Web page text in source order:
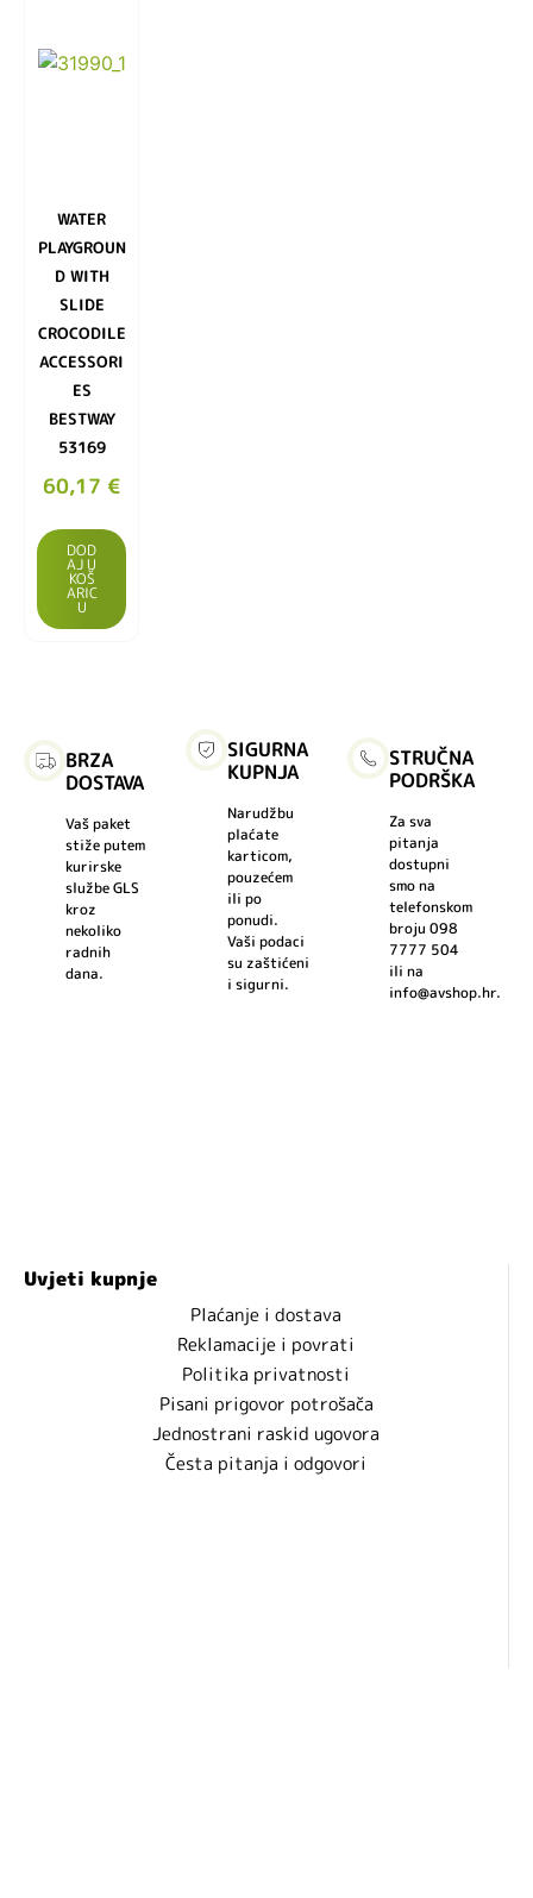
WATER
PLAYGROUN
D WITH
SLIDE
CROCODILE
ACCESSORI
ES
BESTWAY
53169
60,17 €
DOD
AJ U
KOŠ
ARIC
U
BRZA
DOSTAVA
Vaš paket
stiže putem
kurirske
službe GLS
kroz
nekoliko
radnih
dana.
SIGURNA
KUPNJA
Narudžbu
plaćate
karticom,
pouzećem
ili po
ponudi.
Vaši podaci
su zaštićeni
i sigurni.
STRUČNA
PODRŠKA
Za sva
pitanja
dostupni
smo na
telefonskom
broju 098
7777 504
ili na
info@avshop.hr.
Uvjeti kupnje
Plaćanje i dostava
Reklamacije i povrati
Politika privatnosti
Pisani prigovor potrošača
Jednostrani raskid ugovora
Česta pitanja i odgovori